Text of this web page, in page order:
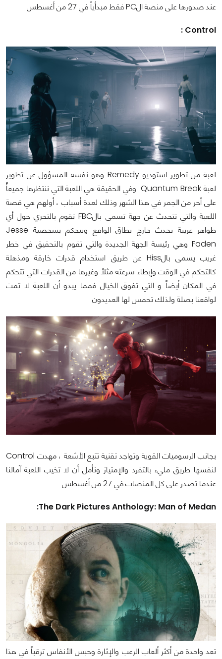
عند صدورها على منصة الPC فقط مبدأياً في 27 من أغسطس
Control :
لعبة من تطوير استوديو Remedy وهو نفسه المسؤول عن تطوير
لعبة Quantum Break وفي الحقيقة هي اللعبة التي ننتظرها جميعأً
على أحر من الجمر في هذا الشهر وذلك لعدة أسباب ، أولهم هي قصة
اللعبة والتي تتحدث عن جهة تسمى بالFBC تقوم بالتحري حول أي
ظواهر غريبة تحدث خارج نطاق الواقع وتتحكم بشخصية Jesse
Faden وهي رئيسة الجهة الجديدة والتي تقوم بالتحقيق في خطر
غريب يسمى بالHiss عن طريق استخدام قدرات خارقة ومذهلة
كالتحكم في الوقت وإبطاء سرعته مثلاً وغيرها من القدرات التي تتحكم
في المكان أيضاً و التي تفوق الخيال فمما يبدو أن اللعبة لا تمت
لواقعنا بصلة ولذلك تحمس لها العديدون
بجانب الرسوميات القوية وتواجد تقنية تتبع الأشعة ، مهدت Control
لنفسها طريق مليء بالتفرد والإمتياز ونأمل أن لا تخيب اللعبة آمالنا
عندما تصدر على كل المنصات في 27 من أغسطس
The Dark Pictures Anthology: Man of Medan:
تعد واحدة من أكثر ألعاب الرعب والإثارة وحبس الأنفاس ترقباً في هذا